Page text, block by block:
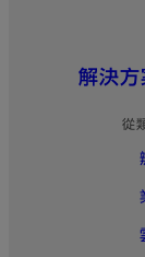
網站地圖
解決方
從